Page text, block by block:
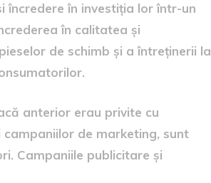
încredere în investiția lor într-un
în calitatea și
de schimb și a întreținerii la
anterior erau privite cu
de marketing, sunt
Campaniile publicitare și